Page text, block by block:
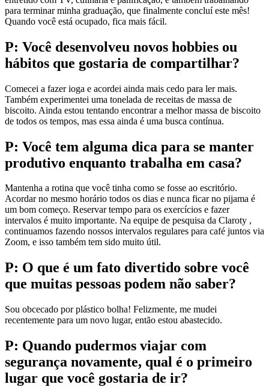
para terminar minha graduação, que finalmente concluí este mês!
Quando você está ocupado, fica mais fácil.
P: Você desenvolveu novos hobbies ou
hábitos que gostaria de compartilhar?
Comecei a fazer ioga e acordei ainda mais cedo para ler mais.
Também experimentei uma tonelada de receitas de massa de
biscoito. Ainda estou tentando encontrar a melhor massa de biscoito
de todos os tempos, mas essa ainda é uma busca contínua.
P: Você tem alguma dica para se manter
produtivo enquanto trabalha em casa?
Mantenha a rotina que você tinha como se fosse ao escritório.
Acordar no mesmo horário todos os dias e nunca ficar no pijama é
um bom começo. Reservar tempo para os exercícios e fazer
intervalos é muito importante. Na equipe de pesquisa da Claroty ,
continuamos fazendo nossos intervalos regulares para café juntos via
Zoom, e isso também tem sido muito útil.
P: O que é um fato divertido sobre você
que muitas pessoas podem não saber?
Sou obcecado por plástico bolha! Felizmente, me mudei
recentemente para um novo lugar, então estou abastecido.
P: Quando pudermos viajar com
segurança novamente, qual é o primeiro
lugar que você gostaria de ir?